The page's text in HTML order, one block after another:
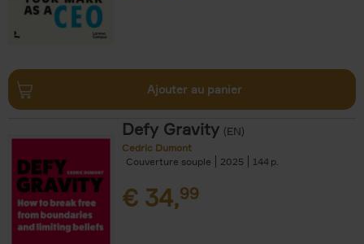
Ajouter au panier
Defy Gravity (EN)
Cedric Dumont
Couverture souple
2025 144
€ 34,99